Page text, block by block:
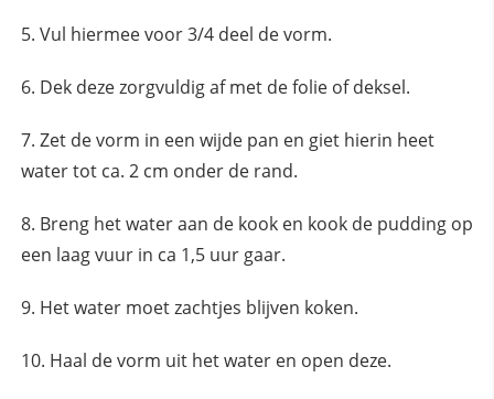
Vul hiermee voor 3/4 deel de vorm.
Dek deze zorgvuldig af met de folie of deksel.
Zet de vorm in een wijde pan en giet hierin heet
water tot ca. 2 cm onder de rand.
Breng het water aan de kook en kook de pudding op
een laag vuur in ca 1,5 uur gaar.
Het water moet zachtjes blijven koken.
Haal de vorm uit het water en open deze.